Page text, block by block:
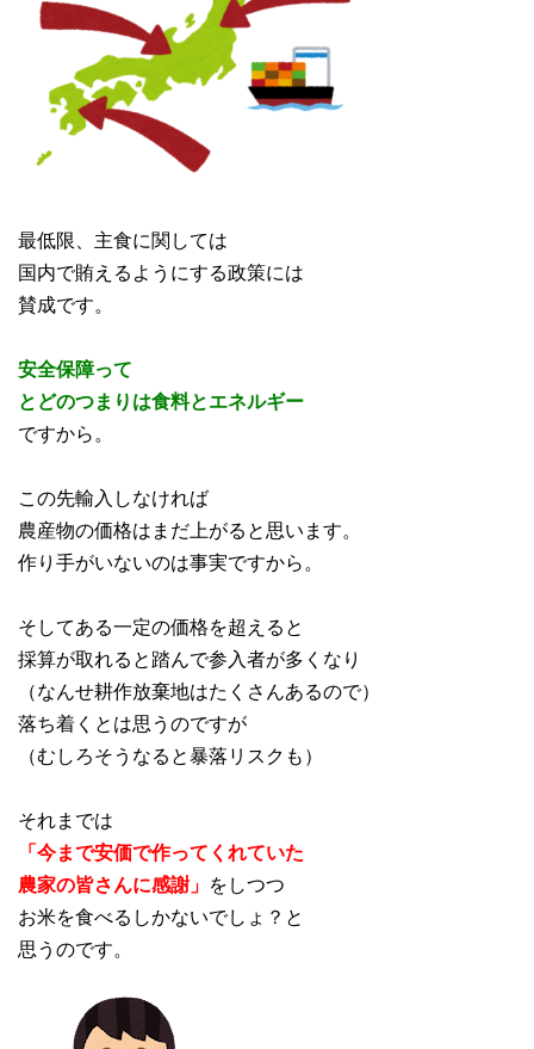
最低限、主食に関しては
国内で賄えるようにする政策には
賛成です。
安全保障って
とどのつまりは食料とエネルギー
ですから。
この先輸入しなければ
農産物の価格はまだ上がると思います。
作り手がいないのは事実ですから。
そしてある一定の価格を超えると
採算が取れると踏んで参入者が多くなり
（なんせ耕作放棄地はたくさんあるので）
落ち着くとは思うのですが
（むしろそうなると暴落リスクも）
それまでは
「今まで安価で作ってくれていた
農家の皆さんに感謝」 をしつつ
お米を食べるしかないでしょ？と
思うのです。